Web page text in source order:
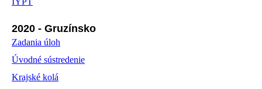
2020 - Gruzínsko
Zadania úloh
Úvodné sústredenie
Krajské kolá